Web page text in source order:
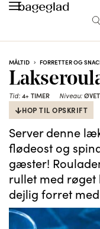
MÅLTID FORRETTER OG
Tid:4+ TIMER Niveau:ØVET
HOP TIL OPSKRIFT
Server denne
flødeost og
gæster!
rullet med røget
dejlig forret